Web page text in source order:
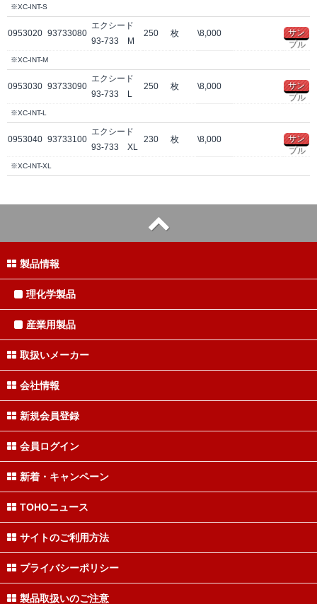
※XC-INT-S
0953020 93733080
エクシード
93-733 M
250 枚 \8,000
サン
プル
※XC-INT-M
0953030 93733090
エクシード
93-733 L
250 枚 \8,000
サン
プル
※XC-INT-L
0953040 93733100
エクシード
93-733 XL
230 枚 \8,000
サン
プル
※XC-INT-XL
製品情報
理化学製品
産業用製品
取扱いメーカー
会社情報
新規会員登録
会員ログイン
新着・キャンペーン
TOHOニュース
サイトのご利用方法
プライバシーポリシー
製品取扱いのご注意